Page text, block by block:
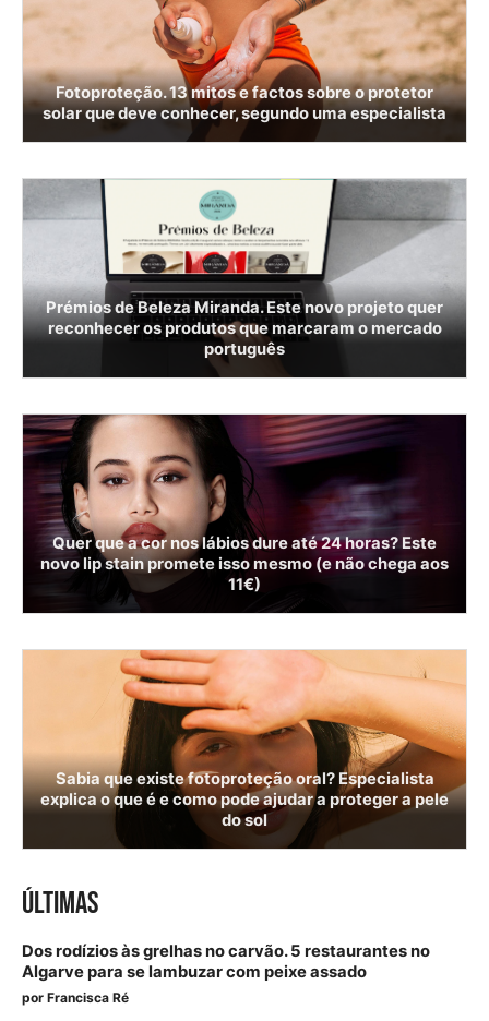
Fotoproteção. 13 mitos e factos sobre o protetor
solar que deve conhecer, segundo uma especialista
Prémios de Beleza Miranda. Este novo projeto quer
reconhecer os produtos que marcaram o mercado
português
Quer que a cor nos lábios dure até 24 horas? Este
novo lip stain promete isso mesmo (e não chega aos
11€)
Sabia que existe fotoproteção oral? Especialista
explica o que é e como pode ajudar a proteger a pele
do sol
ÚLTIMAS
Dos rodízios às grelhas no carvão. 5 restaurantes no
Algarve para se lambuzar com peixe assado
por Francisca Ré